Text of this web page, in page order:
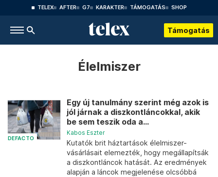
TELEX AFTER G7 KARAKTER TÁMOGATÁS SHOP
Támogatás
Élelmiszer
DEFACTO
Egy új tanulmány szerint még azok is
jól járnak a diszkontláncokkal, akik
be sem teszik oda a...
Kabos Eszter
Kutatók brit háztartások élelmiszer-
vásárlásait elemezték, hogy megállapítsák
a diszkontláncok hatását. Az eredmények
alapján a láncok megjelenése olcsóbbá